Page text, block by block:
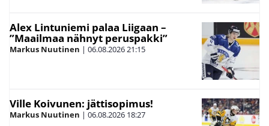
Alex Lintuniemi palaa Liigaan –
”Maailmaa nähnyt peruspakki”
Markus Nuutinen | 06.08.202621:15
Ville Koivunen: jättisopimus!
Markus Nuutinen | 06.08.2026 18:27